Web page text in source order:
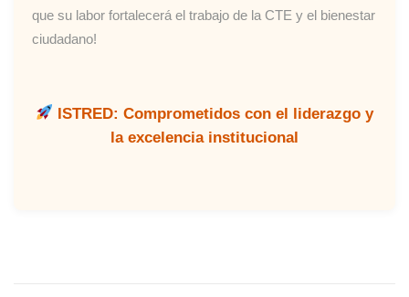
que su labor fortalecerá el trabajo de la CTE y el bienestar
ciudadano!
ISTRED: Comprometidos con el liderazgo y
la excelencia institucional